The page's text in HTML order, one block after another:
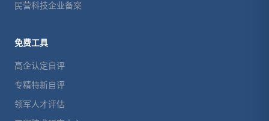
民营科技企业备案
免费工具
高企认定自评
专精特新自评
领军人才评估